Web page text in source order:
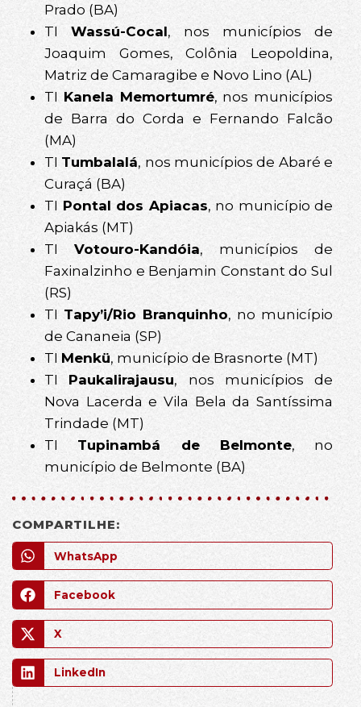
Prado (BA)
TI Wassú-Cocal, nos municípios de
Joaquim Gomes, Colônia Leopoldina,
Matriz de Camaragibe e Novo Lino (AL)
TI Kanela Memortumré, nos municípios
de Barra do Corda e Fernando Falcão
(MA)
TI Tumbalalá, nos municípios de Abaré e
Curaçá (BA)
TI Pontal dos Apiacas, no município de
Apiakás (MT)
TI Votouro-Kandóia, municípios de
Faxinalzinho e Benjamin Constant do Sul
(RS)
TI Tapy’i/Rio Branquinho, no município
de Cananeia (SP)
TI Menkü, município de Brasnorte (MT)
TI Paukalirajausu, nos municípios de
Nova Lacerda e Vila Bela da Santíssima
Trindade (MT)
TI Tupinambá de Belmonte, no
município de Belmonte (BA)
COMPARTILHE:
WhatsApp
Facebook
X
LinkedIn